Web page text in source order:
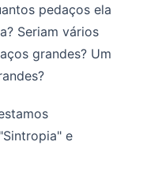
pedaços ela
Seriam vários
grandes? Um
e